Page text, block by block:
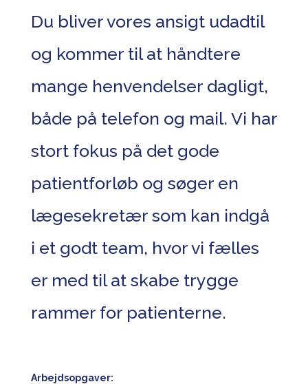
Du bliver vores ansigt udadtil
og kommer til at håndtere
mange henvendelser dagligt,
både på telefon og mail. Vi har
stort fokus på det gode
patientforløb og søger en
lægesekretær som kan indgå
i et godt team, hvor vi fælles
er med til at skabe trygge
rammer for patienterne.
Arbejdsopgaver: